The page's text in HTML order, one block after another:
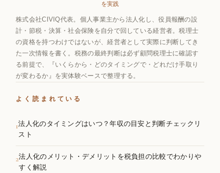
を実践
株式会社CIVIQ代表。個人事業主から法人化し、役員報酬の設
計・節税・決算・社会保険を自分で回している経営者。税理士
の資格を持つわけではないが、経営者として実際に判断してき
た一次情報を書く。税務の最終判断は必ず顧問税理士に確認す
る前提で、『いくらから・どのタイミングで・どれだけ手取り
が変わるか』を実体験ベースで整理する。
よく読まれている
1法人化のタイミングはいつ？年収の目安と判断チェックリ
スト
2法人化のメリット・デメリットを税負担の比較でわかりや
すく解説